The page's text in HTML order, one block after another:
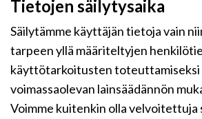
Tietojen säilytysaika
Säilytämme käyttäjän tietoja vain
tarpeen yllä määriteltyjen
käyttötarkoitusten toteuttamiseksi
voimassaolevan lainsäädännön
Voimme kuitenkin olla velvoitettuja